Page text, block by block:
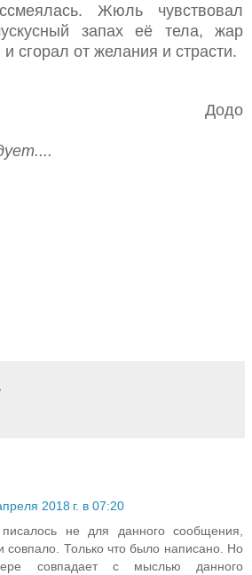
Жюль чувствовал
запах её тела, жар
сгорал от желания и страсти.
Додо
2018 г. в 07:20
писалось не для данного сообщения,
совпало. Только что было написано. Но
совпадает с мыслью данного